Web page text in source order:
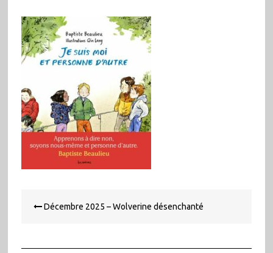
de Décembre 2025 – Wolverine désenchanté